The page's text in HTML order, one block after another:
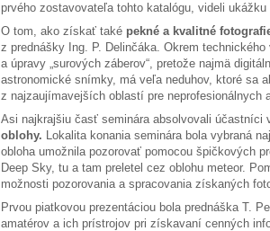
prvého zostavovateľa tohto katalógu, videli
O tom, ako získať také pekné a kvalitné
z prednášky Ing. P. Delinčáka. Okrem
a úpravy „surových záberov“, pretože najmä
astronomické snímky, má veľa neduhov, ktoré sa
z najzaujímavejších oblastí pre neprofesionálnych
Asi najkrajšiu časť seminára absolvovali účastníci
oblohy. Lokalita konania seminára bola vybraná
obloha umožnila pozorovať pomocou špičkových
Deep Sky, tu a tam preletel cez oblohu meteor.
možnosti pozorovania a spracovania získaných
Prvou piatkovou prezentáciou bola prednáška T.
amatérov a ich prístrojov pri získavaní cenných